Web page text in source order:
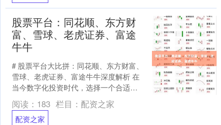
股票平台：同花顺、东方财
富、雪球、老虎证券、富途
牛牛
# 股票平台大比拼：同花顺、东方财富、
雪球、老虎证券、富途牛牛深度解析 在
当今数字化投资时代，选择一个合适的
股票交易平台至关重要。国内主流股票
平台如同花顺、东方....
阅读： 183 栏目： 配资之家
配资之家